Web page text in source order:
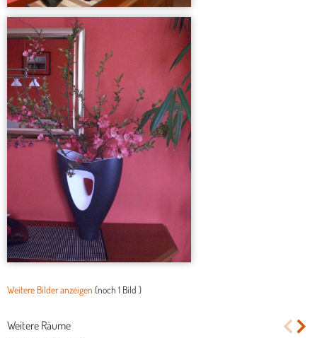
Weitere Bilder anzeigen (noch 1 Bild )
Weitere Räume